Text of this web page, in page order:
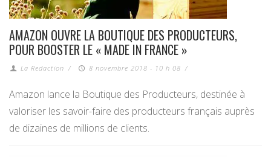
AMAZON OUVRE LA BOUTIQUE DES PRODUCTEURS,
POUR BOOSTER LE « MADE IN FRANCE »
La Redaction / 8 novembre 2018 - 10 h 08 /
Amazon lance la Boutique des Producteurs, destinée à
valoriser les savoir-faire des producteurs français auprès
de dizaines de millions de clients.